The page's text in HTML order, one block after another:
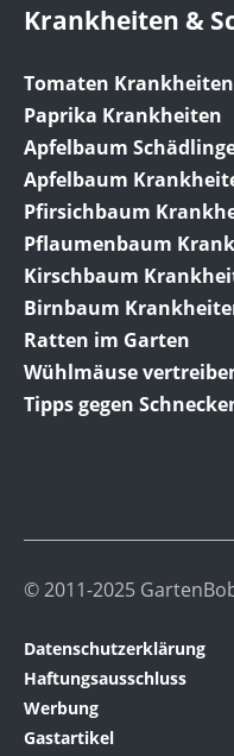
Krankheiten &
Tomaten Krankheiten
Paprika Krankheiten
Apfelbaum
Apfelbaum
Pfirsichbaum
Pflaumenbaum
Kirschbaum
Birnbaum
Ratten im Garten
Wühlmäuse
Tipps gegen
© 2011-2025
Datenschutzerklärung
Haftungsausschluss
Werbung
Gastartikel